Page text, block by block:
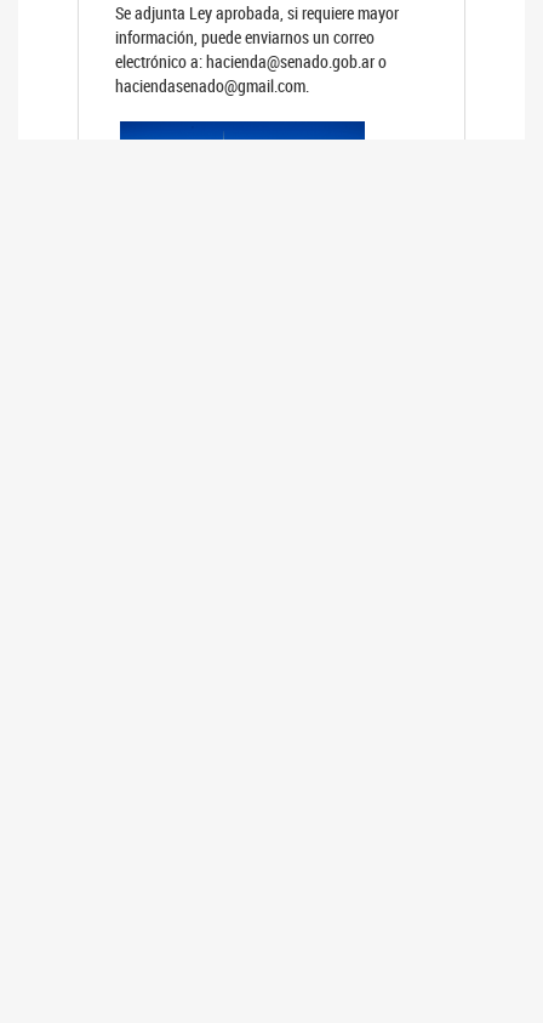
Se adjunta Ley aprobada, si requiere mayor
información, puede enviarnos un correo
electrónico a: hacienda@senado.gob.ar o
haciendasenado@gmail.com.